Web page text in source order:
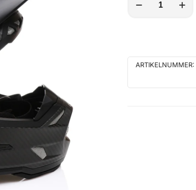
Solid
Menge
ARTIKELNUMMER: